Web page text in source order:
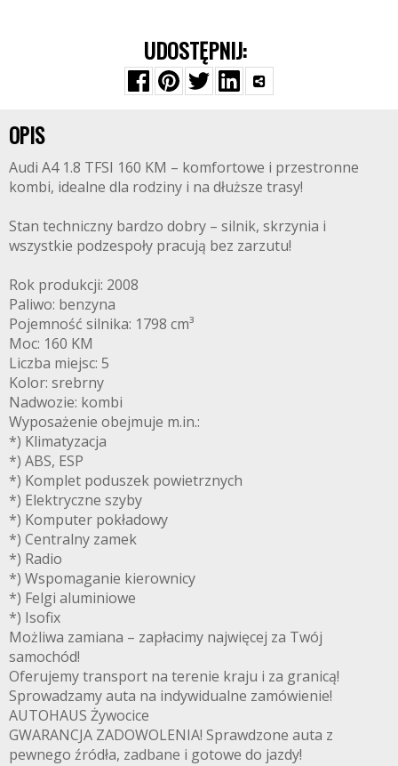
UDOSTĘPNIJ:
OPIS
Audi A4 1.8 TFSI 160 KM – komfortowe i przestronne
kombi, idealne dla rodziny i na dłuższe trasy!
Stan techniczny bardzo dobry – silnik, skrzynia i
wszystkie podzespoły pracują bez zarzutu!
Rok produkcji: 2008
Paliwo: benzyna
Pojemność silnika: 1798 cm³
Moc: 160 KM
Liczba miejsc: 5
Kolor: srebrny
Nadwozie: kombi
Wyposażenie obejmuje m.in.:
*) Klimatyzacja
*) ABS, ESP
*) Komplet poduszek powietrznych
*) Elektryczne szyby
*) Komputer pokładowy
*) Centralny zamek
*) Radio
*) Wspomaganie kierownicy
*) Felgi aluminiowe
*) Isofix
Możliwa zamiana – zapłacimy najwięcej za Twój
samochód!
Oferujemy transport na terenie kraju i za granicą!
Sprowadzamy auta na indywidualne zamówienie!
AUTOHAUS Żywocice
GWARANCJA ZADOWOLENIA! Sprawdzone auta z
pewnego źródła, zadbane i gotowe do jazdy!